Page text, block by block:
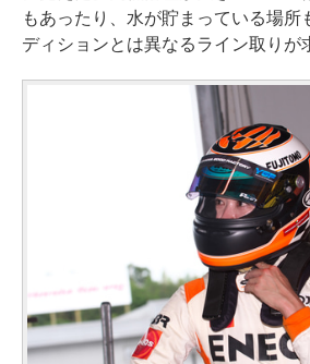
もあったり、水が貯まっている場所
ディションとは異なるライン取りが